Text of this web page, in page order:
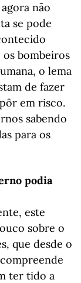
não
se pode
os bombeiros
o lema
de fazer
em risco.
sabendo
para os
podia
este
sobre o
que desde o
ter tido a